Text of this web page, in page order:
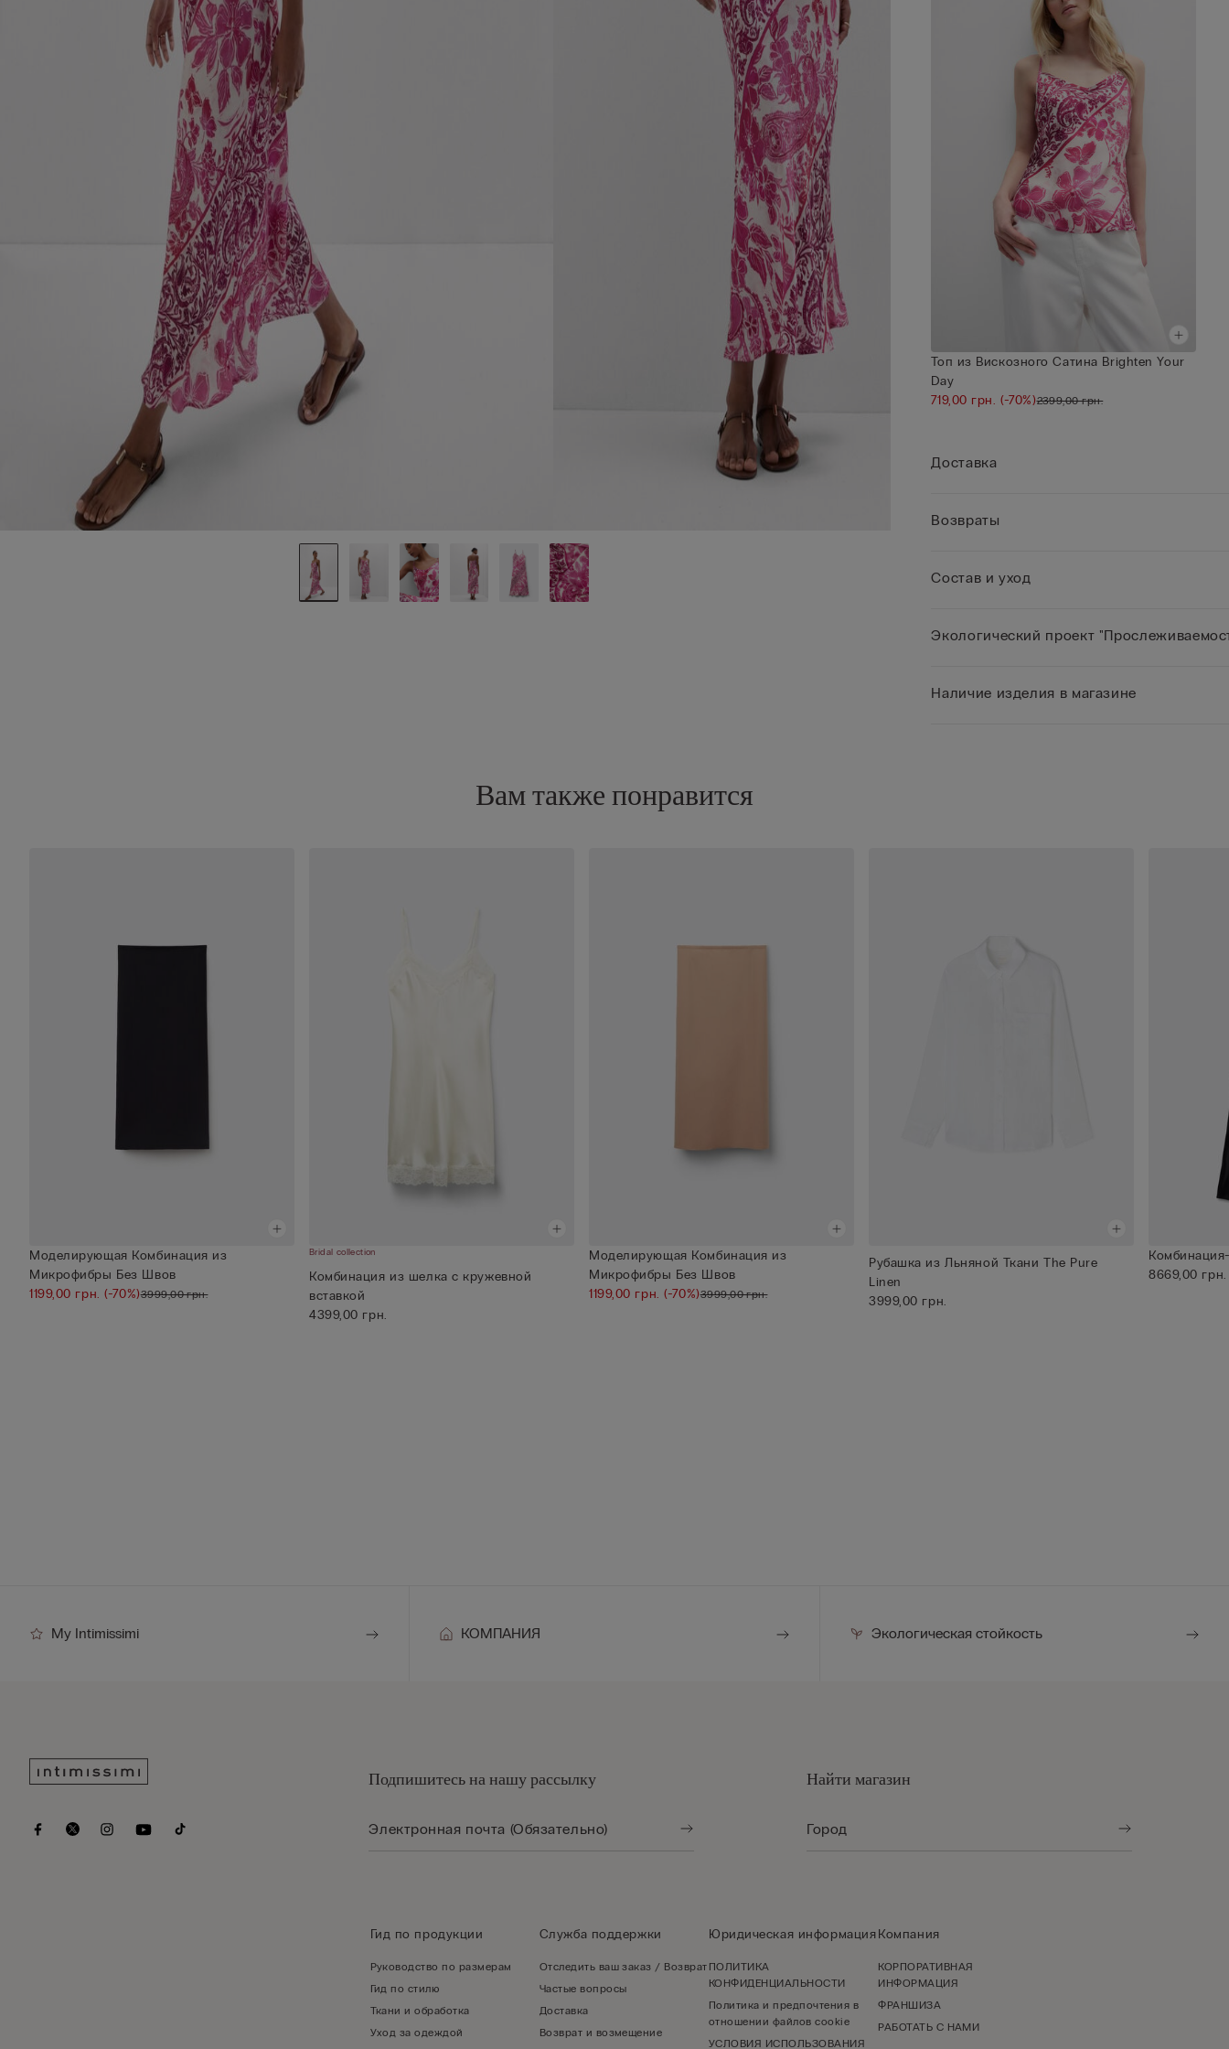
Топ из Вискозного Сатина Brighten Your
Day
719,00 грн.(-70%)2399,00 грн.
Доставка
Возвраты
Состав и уход
Экологический проект
Наличие изделия в магазине
Вам также понравится
Моделирующая Комбинация из
Микрофибры Без Швов
1199,00 грн.(-70%)3999,00 грн.
Bridal collection
Комбинация из шелка с кружевной
вставкой
4399,00 грн.
Моделирующая Комбинация из
Микрофибры Без Швов
1199,00 грн.(-70%)3999,00 грн.
Рубашка из Льняной Ткани The Pure
Linen
3999,00 грн.
8669,00 грн.
My Intimissimi КОМПАНИЯ Экологическая стойкость
Подпишитесь на нашу рассылку Найти магазин
Гид по продукции
Руководство по размерам
Гид по стилю
Ткани и обработка
Уход за одеждой
Служба поддержки
Отследить ваш заказ / Возврат
Частые вопросы
Доставка
Возврат и возмещение
Юридическая информация
ПОЛИТИКА
КОНФИДЕНЦИАЛЬНОСТИ
Политика и предпочтения в
отношении файлов cookie
УСЛОВИЯ ИСПОЛЬЗОВАНИЯ
Компания
КОРПОРАТИВНАЯ
ИНФОРМАЦИЯ
ФРАНШИЗА
РАБОТАТЬ С НАМИ